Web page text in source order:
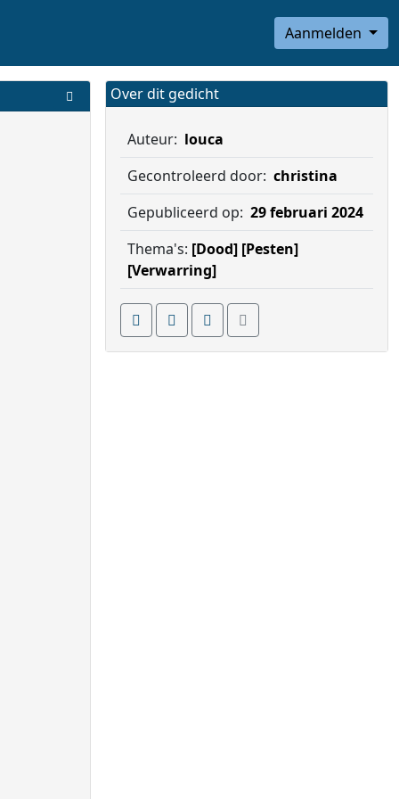
Aanmelden
Over dit gedicht
Auteur: louca
Gecontroleerd door: christina
Gepubliceerd op: 29 februari 2024
Thema's: [Dood] [Pesten]
[Verwarring]